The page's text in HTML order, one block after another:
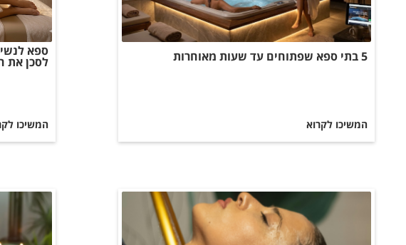
5 בתי ספא שפתוחים עד שעות מאוחרות
המשיכו לקרוא
ספא
לסכן את
המשיכו